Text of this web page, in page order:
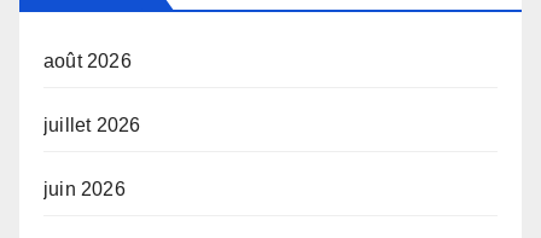
août 2026
juillet 2026
juin 2026